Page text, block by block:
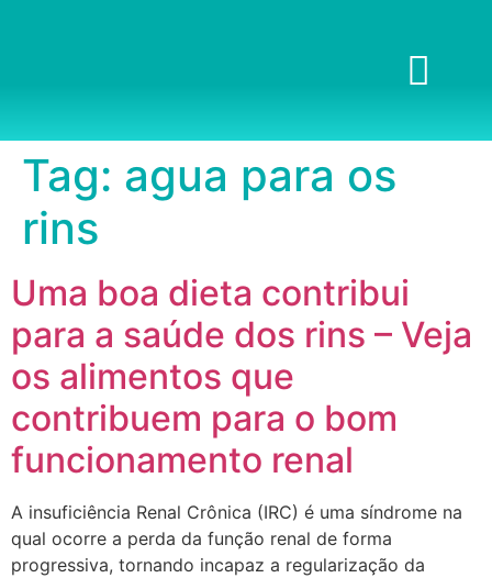
Tag: agua para os
rins
Uma boa dieta contribui
para a saúde dos rins – Veja
os alimentos que
contribuem para o bom
funcionamento renal
A insuficiência Renal Crônica (IRC) é uma síndrome na
qual ocorre a perda da função renal de forma
progressiva, tornando incapaz a regularização da